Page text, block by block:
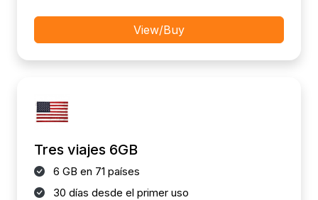
View/Buy
Tres viajes 6GB
6 GB en 71 países
30 días desde el primer uso